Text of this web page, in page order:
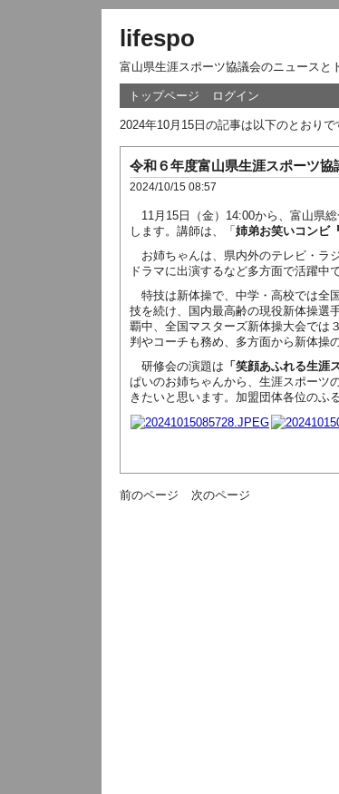
lifespo
富山県生涯スポーツ協議会のニュースと
トップページ ログイン
2024年10月15日の記事は以下のとおりで
令和６年度富山県生涯スポーツ協
2024/10/15 08:57
11月15日（金）14:00から、富山県
します。講師は、「 姉弟お笑いコンビ
お姉ちゃんは、県内外のテレビ・ラ
ドラマに出演するなど多方面で活躍中で
特技は新体操で、中学・高校では全
技を続け、国内最高齢の現役新体操選
覇中、全国マスターズ新体操大会では
判やコーチも務め、多方面から新体操
研修会の演題は 「笑顔あふれる生
ぱいのお姉ちゃんから、生涯スポーツ
きたいと思います。加盟団体各位のふ
前のページ
次のページ